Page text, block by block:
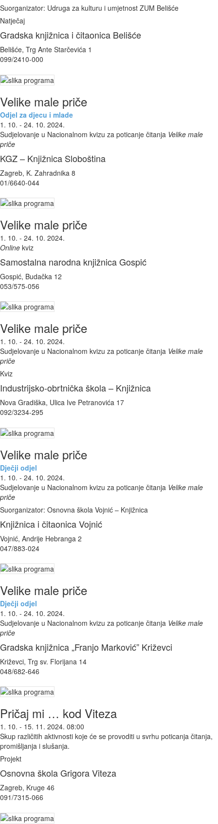
Suorganizator: Udruga za kulturu i umjetnost ZUM Belišće
Natječaj
Gradska knjižnica i čitaonica Belišće
Belišće, Trg Ante Starčevića 1
099/2410-000
Velike male priče
Odjel za djecu i mlade
1. 10. - 24. 10. 2024.
Sudjelovanje u Nacionalnom kvizu za poticanje čitanja Velike male
priče
KGZ – Knjižnica Sloboština
Zagreb, K. Zahradnika 8
01/6640-044
Velike male priče
1. 10. - 24. 10. 2024.
Online kviz
Samostalna narodna knjižnica Gospić
Gospić, Budačka 12
053/575-056
Velike male priče
1. 10. - 24. 10. 2024.
Sudjelovanje u Nacionalnom kvizu za poticanje čitanja Velike male
priče
Kviz
Industrijsko-obrtnička škola – Knjižnica
Nova Gradiška, Ulica Ive Petranovića 17
092/3234-295
Velike male priče
Dječji odjel
1. 10. - 24. 10. 2024.
Sudjelovanje u Nacionalnom kvizu za poticanje čitanja Velike male
priče
Suorganizator: Osnovna škola Vojnić – Knjižnica
Knjižnica i čitaonica Vojnić
Vojnić, Andrije Hebranga 2
047/883-024
Velike male priče
Dječji odjel
1. 10. - 24. 10. 2024.
Sudjelovanje u Nacionalnom kvizu za poticanje čitanja Velike male
priče
Gradska knjižnica „Franjo Marković” Križevci
Križevci, Trg sv. Florijana 14
048/682-646
Pričaj mi … kod Viteza
1. 10. - 15. 11. 2024. 08:00
Skup različitih aktivnosti koje će se provoditi u svrhu poticanja čitanja,
promišljanja i slušanja.
Projekt
Osnovna škola Grigora Viteza
Zagreb, Kruge 46
091/7315-066